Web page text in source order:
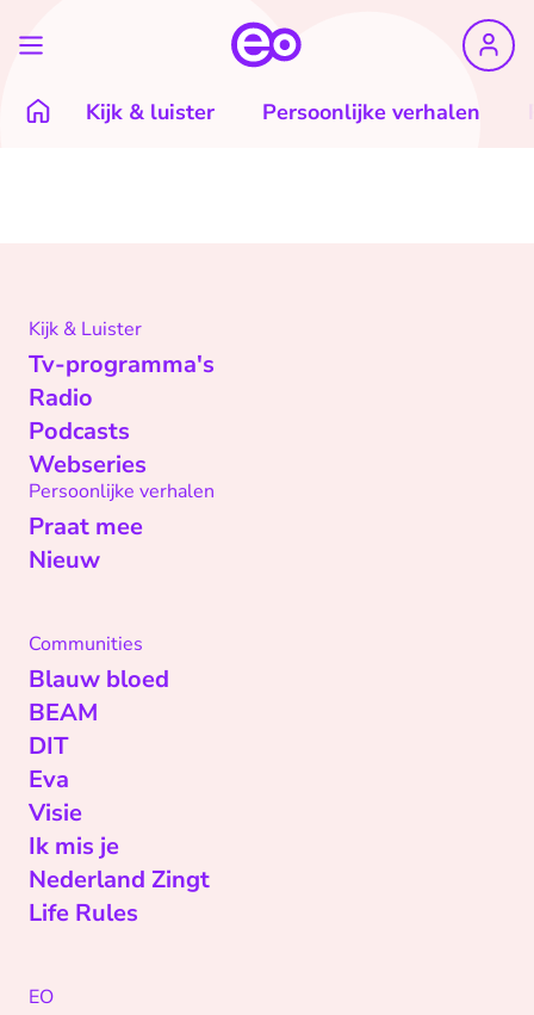
Kijk & luister Persoonlijke verhalen
Kijk & Luister
Tv-programma's
Radio
Podcasts
Webseries
Persoonlijke verhalen
Praat mee
Nieuw
Communities
Blauw bloed
BEAM
DIT
Eva
Visie
Ik mis je
Nederland Zingt
Life Rules
EO